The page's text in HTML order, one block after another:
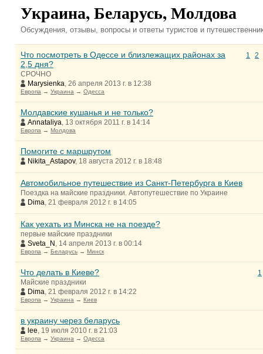
Украина, Беларусь, Молдова
Обсуждения, отзывы, вопросы и ответы туристов и
1 2
Что посмотреть в Одессе и близлежащих районах за
2,5 дня?
СРОЧНО
Marysienka, 26 апреля 2013 г. в 12:38
Европа → Украина → Одесса
Молдавские кушанья и не только?
Annataliya, 13 октября 2011 г. в 14:14
Европа → Молдова
Помогите с маршрутом
Nikita_Astapov, 18 августа 2012 г. в 18:48
Автомобильное путешествие из Санкт-Петербурга в Киев
Поездка на майские праздники. Автопутешествие по Украине
Dima, 21 февраля 2012 г. в 14:05
Как уехать из Минска не на поезде?
первые майские праздники
Sveta_N , 14 апреля 2013 г. в 00:14
Европа → Беларусь → Минск
1
Что делать в Киеве?
Майские праздники
Dima, 21 февраля 2012 г. в 14:22
Европа → Украина → Киев
в украину через беларусь
lee, 19 июля 2010 г. в 21:03
Европа → Украина → Одесса